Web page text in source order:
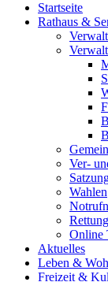
Startseite
Rathaus &
Ver-
Wahlen
Online
Aktuelles
Leben &
Freizeit &